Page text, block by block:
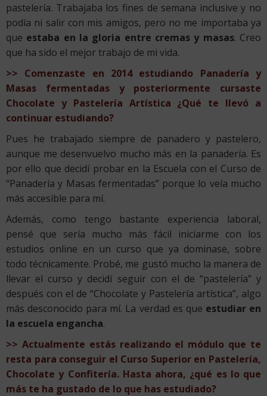
pastelería. Trabajaba los fines de semana inclusive y no
podía ni salir con mis amigos, pero no me importaba ya
que estaba en la gloria entre cremas y masas. Creo
que ha sido el mejor trabajo de mi vida.
>> Comenzaste en 2014 estudiando Panadería y
Masas fermentadas y posteriormente cursaste
Chocolate y Pastelería Artística ¿Qué te llevó a
continuar estudiando?
Pues he trabajado siempre de panadero y pastelero,
aunque me desenvuelvo mucho más en la panadería. Es
por ello que decidí probar en la Escuela con el Curso de
“Panadería y Masas fermentadas” porque lo veía mucho
más accesible para mí.
Además, como tengo bastante experiencia laboral,
pensé que sería mucho más fácil iniciarme con los
estudios online en un curso que ya dominase, sobre
todo técnicamente. Probé, me gustó mucho la manera de
llevar el curso y decidí seguir con el de “pastelería” y
después con el de “Chocolate y Pastelería artística”, algo
más desconocido para mí. La verdad es que estudiar en
la escuela engancha.
>> Actualmente estás realizando el módulo que te
resta para conseguir el Curso Superior en Pastelería,
Chocolate y Confitería. Hasta ahora, ¿qué es lo que
más te ha gustado de lo que has estudiado?